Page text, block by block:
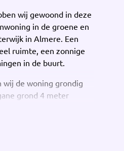
wij gewoond in deze
in de groene en
in Almere. Een
ruimte, een zonnige
in de buurt.
wij de woning grondig
grond 4 meter
ontstaan waar
centraal staan.
aan de achterzijde